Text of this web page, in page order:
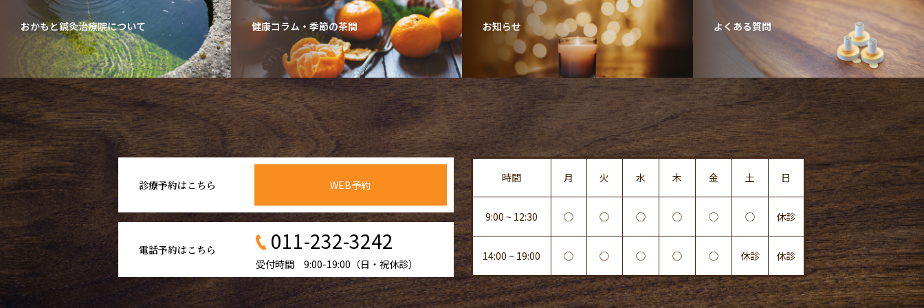
おかもと鍼灸治療院について 健康コラム・季節の茶間 お知らせ よくある質問
診療予約はこちら WEB予約
電話予約はこちら 011-232-3242
受付時間 9:00-19:00（日・祝休診）
時間 月 火 水 木 金 土 日
9:00 ~ 12:30 ◯ ◯ ◯ ◯ ◯ ◯ 休診
14:00 ~ 19:00 ◯ ◯ ◯ ◯ ◯ 休診 休診